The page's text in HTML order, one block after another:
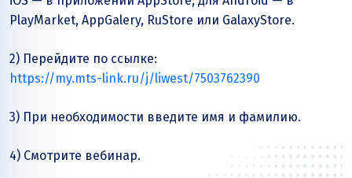
PlayMarket, AppGalery, RuStore или GalaxyStore.
2) Перейдите по ссылке:
https://my.mts-link.ru/j/liwest/7503762390
3) При необходимости введите имя и фамилию.
4) Смотрите вебинар.